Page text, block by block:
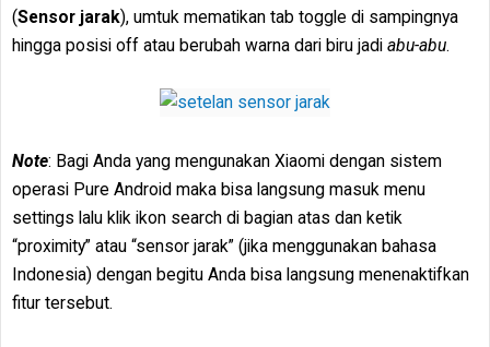
(Sensor jarak), umtuk mematikan tab toggle di sampingnya
hingga posisi off atau berubah warna dari biru jadi abu-abu.
Note: Bagi Anda yang mengunakan Xiaomi dengan sistem
operasi Pure Android maka bisa langsung masuk menu
settings lalu klik ikon search di bagian atas dan ketik
“proximity” atau “sensor jarak” (jika menggunakan bahasa
Indonesia) dengan begitu Anda bisa langsung menenaktifkan
fitur tersebut.